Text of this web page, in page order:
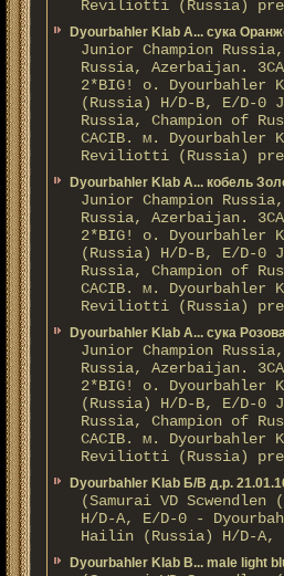
Reviliotti (Russia)
Dyourbahler Klab A... сука
Junior Champion
Russia, Azerbaijan.
2*BIG! о. Dyourbahler
(Russia) H/D-B, E/D-0
Russia, Champion of
CACIB. м. Dyourbahler
Reviliotti (Russia)
Dyourbahler Klab A... кобель
Junior Champion
Russia, Azerbaijan.
2*BIG! о. Dyourbahler
(Russia) H/D-B, E/D-0
Russia, Champion of
CACIB. м. Dyourbahler
Reviliotti (Russia)
Dyourbahler Klab A... сука
Junior Champion
Russia, Azerbaijan.
2*BIG! о. Dyourbahler
(Russia) H/D-B, E/D-0
Russia, Champion of
CACIB. м. Dyourbahler
Reviliotti (Russia)
Dyourbahler Klab Б/B д.р.
(Samurai VD Scwendlen
H/D-A, E/D-0 -
Hailin (Russia) H/D-A,
Dyourbahler Klab B... male light